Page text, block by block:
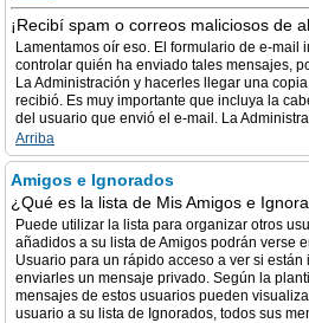
¡Recibí spam o correos maliciosos de
Lamentamos oír eso. El formulario de e-mail
controlar quién ha enviado tales mensajes,
La Administración y hacerles llegar una
recibió. Es muy importante que incluya la
del usuario que envió el e-mail. La
Arriba
Amigos e Ignorados
¿Qué es la lista de Mis Amigos e
Puede utilizar la lista para organizar otros
añadidos a su lista de Amigos podrán verse
Usuario para un rápido acceso a ver si
enviarles un mensaje privado. Según la
mensajes de estos usuarios pueden
usuario a su lista de Ignorados, todos sus